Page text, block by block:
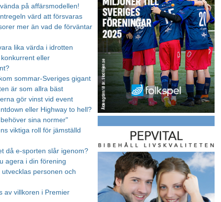
på affärsmodellen!
värd att försvaras
mer än vad de förväntar
lika värda i idrotten
eller
sommar-Sveriges gigant
är som allra bäst
gör vinst vid event
eller Highway to hell?
sina normer"
viktiga roll för jämställd
då e-sporten slår igenom?
agera i din förening
personen och
av villkoren i Premier